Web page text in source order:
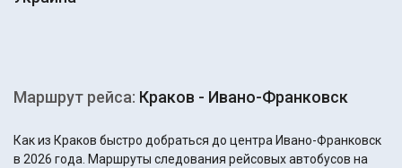
Маршрут рейса: Краков - Ивано-Франковск
Как из Краков быстро добраться до центра Ивано-Франковск
в 2026 года. Маршруты следования рейсовых автобусов на